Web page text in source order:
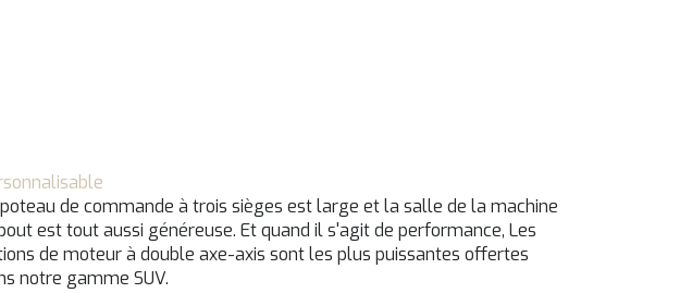
de commande à trois sièges est large et la salle de la machine
est tout aussi généreuse. Et quand il s'agit de performance, Les
de moteur à double axe-axis sont les plus puissantes offertes
notre gamme SUV.